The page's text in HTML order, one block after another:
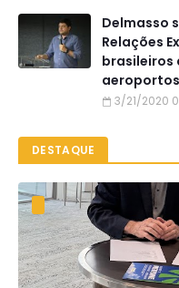
Delmasso
Relações
brasileiros
3/21/2020
DESTAQUE